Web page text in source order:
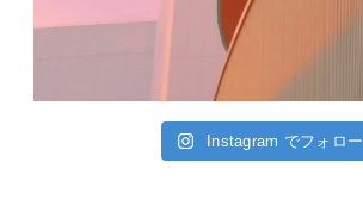
Instagram でフォロー